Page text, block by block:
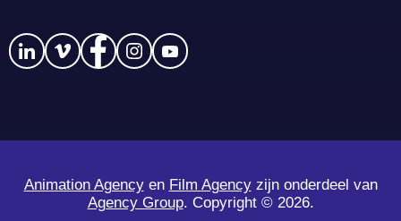
Animation Agencyen Film Agencyzijn onderdeel van
Agency Group. Copyright © 2026.